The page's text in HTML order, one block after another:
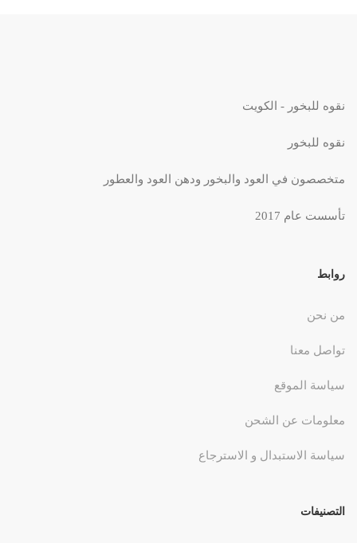
نقوه للبخور - الكويت
نقوه للبخور
متخصصون في العود والبخور ودهن العود والعطور
تأسست عام 2017
روابط
من نحن
تواصل معنا
سياسة الموقع
معلومات عن الشحن
سياسة الاستبدال و الاسترجاع
التصنيفات